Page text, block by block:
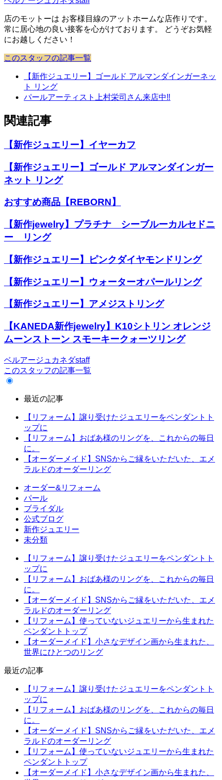
店のモットーは お客様目線のアットホームな店作りです。
常に居心地の良い接客を心がけております。 どうぞお気軽
にお越しください！
このスタッフの記事一覧
【新作ジュエリー】ゴールド アルマンダインガーネッ
ト リング
パールアーティスト上村栄司さん来店中‼
関連記事
【新作ジュエリー】イヤーカフ
【新作ジュエリー】ゴールド アルマンダインガー
ネット リング
おすすめ商品【REBORN】
【新作jewelry】プラチナ シーブルーカルセドニ
ー リング
【新作ジュエリー】ピンクダイヤモンドリング
【新作ジュエリー】ウォーターオパールリング
【新作ジュエリー】アメジストリング
【KANEDA新作jewelry】K10シトリン オレンジ
ムーンストーン スモーキークォーツリング
ベルアージュカネダstaff
このスタッフの記事一覧
最近の記事
【リフォーム】譲り受けたジュエリーをペンダントト
ップに
【リフォーム】おばあ様のリングを、これからの毎日
に。
【オーダーメイド】SNSからご縁をいただいた、エメ
ラルドのオーダーリング
オーダー&リフォーム
パール
ブライダル
公式ブログ
新作ジュエリー
未分類
【リフォーム】譲り受けたジュエリーをペンダントト
ップに
【リフォーム】おばあ様のリングを、これからの毎日
に。
【オーダーメイド】SNSからご縁をいただいた、エメ
ラルドのオーダーリング
【リフォーム】使っていないジュエリーから生まれた
ペンダントトップ
【オーダーメイド】小さなデザイン画から生まれた、
世界にひとつのリング
最近の記事
【リフォーム】譲り受けたジュエリーをペンダントト
ップに
【リフォーム】おばあ様のリングを、これからの毎日
に。
【オーダーメイド】SNSからご縁をいただいた、エメ
ラルドのオーダーリング
【リフォーム】使っていないジュエリーから生まれた
ペンダントトップ
【オーダーメイド】小さなデザイン画から生まれた、